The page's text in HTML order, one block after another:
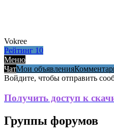
Vokree
Рейтинг 10
Меню
ЧатМои объявления
Войдите, чтобы отправить
Получить доступ к
Группы форумов